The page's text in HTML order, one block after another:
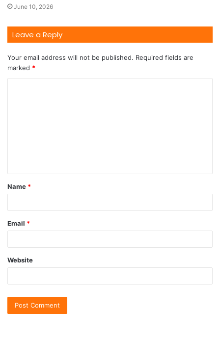
June 10, 2026
Leave a Reply
Your email address will not be published. Required fields are
marked *
Name *
Email *
Website